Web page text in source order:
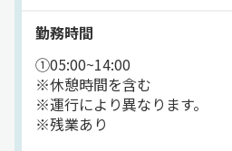
＼＼
★土日祝休み！完全週休2日制
大型連休もたっぷり！
￣￣￣￣￣￣￣￣￣￣￣￣￣
周りとの予定も合わせやすい
「これなら大丈夫！」って思
独り立ちさせてもらえたので
不安なくスタートできました。
力仕事は多少はありますが
「毎日ヘトヘト…」って感じ
勤務時間
①05:00~14:00
※休憩時間を含む
※運行により異なります。
※残業あり